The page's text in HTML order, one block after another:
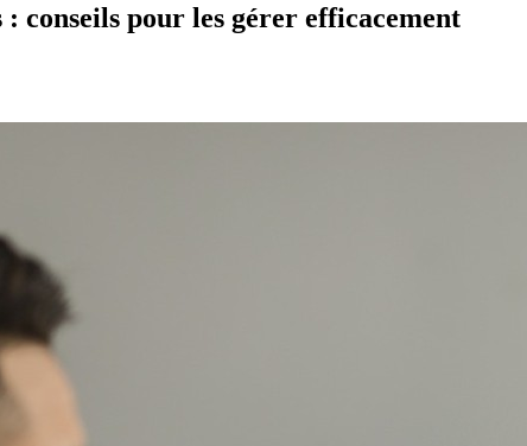
conseils pour les gérer efficacement